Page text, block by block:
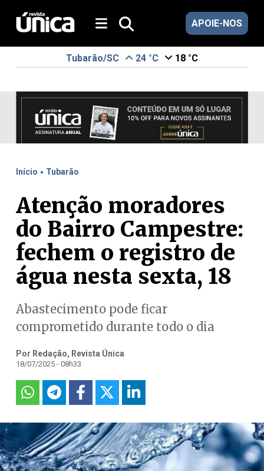
APOIE-NOS
Tubarão/SC 24 °C 18 °C
Início . Tubarão
Atenção moradores
do Bairro Campestre:
fechem o registro de
água nesta sexta, 18
Abastecimento pode ficar
comprometido durante todo o dia
Por Redação, Revista Única
18/07/2025 - 08h33